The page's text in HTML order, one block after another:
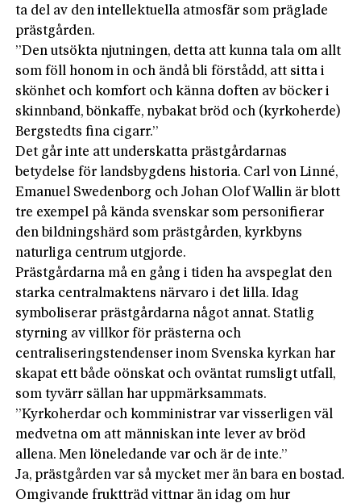
ta del av den intellektuel­la atmosfär som präglade
prästgården.
”Den utsökta njutningen, detta att kunna tala om allt
som föll honom in och ändå bli förstådd, att sitta i
skönhet och komfort och känna doften av böcker i
skinnband, bönkaffe, nybakat bröd och (kyrkoherde)
Bergstedts fina cigarr.”
Det går inte att underskatta prästgårdarnas
betydelse för landsbygdens historia. Carl von Linné,
Emanuel Swedenborg och Johan Olof Wallin är blott
tre exempel på kända svenskar som personifierar
den bildningshärd som prästgården, kyrkbyns
naturliga centrum utgjorde.
Prästgårdarna må en gång i tiden ha avspeglat den
starka centralmaktens närvaro i det lilla. Idag
symboliserar prästgårdarna något annat. Statlig
styrning av villkor för prästerna och
centraliseringstendenser inom Svenska kyrkan har
skapat ett både oönskat och oväntat rumsligt utfall,
som tyvärr sällan har uppmärksammats.
”Kyrkoherdar och komministrar var visserligen väl
medvetna om att människan inte lever av bröd
allena. Men löneledande var och är de inte.”
Ja, prästgården var så mycket mer än bara en bostad.
Omgivande fruktträd vittnar än idag om hur